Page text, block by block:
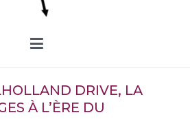
DRIVE, LA
À L’ÈRE DU